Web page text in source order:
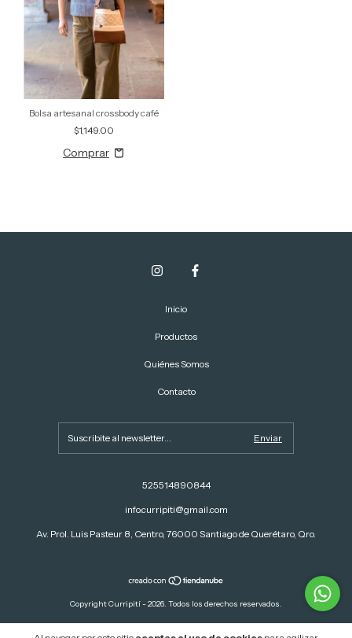
Bolsa artesanal crossbody café
$1,149.00
Inicio
Productos
Quiénes Somos
Contacto
525514890844
info.curripiti@gmail.com
Av. Prol. Luis Pasteur 8, Centro, 76000 Santiago de Querétaro, Qro.
Copyright Curripití - 2026. Todos los derechos reservados.